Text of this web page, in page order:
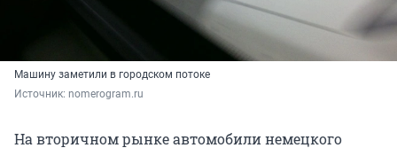
Машину заметили в городском потоке
Источник: nomerogram.ru
На вторичном рынке автомобили немецкого